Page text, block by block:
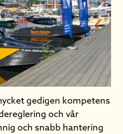
gedigen kompetens
och vår
och snabb hantering